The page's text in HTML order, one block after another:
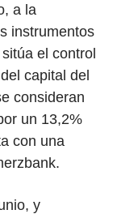
a la
instrumentos
el control
capital del
consideran
un 13,2%
con una
y